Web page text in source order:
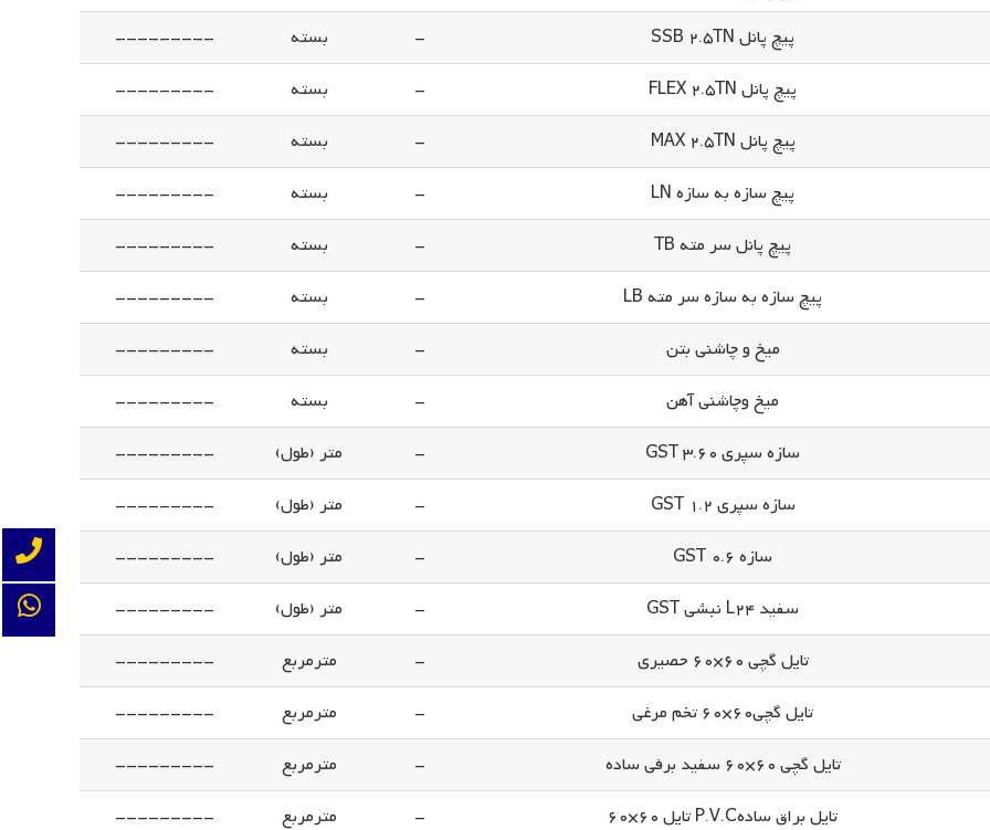
پیچ پانل SSB 2.5TN - بسته
---------
پیچ پانل FLEX 2.5TN - بسته
---------
پیچ پانل MAX 2.5TN - بسته
---------
پیچ سازه به سازه LN - بسته
---------
پیچ پانل سر مته TB - بسته
---------
پیچ سازه به سازه سر مته LB - بسته
---------
میخ و چاشنی بتن - بسته
---------
میخ وچاشنی آهن - بسته
---------
سازه سپری GST 3.60 - متر (طول)
---------
سازه سپری GST 1.2 - متر (طول)
---------
سازه GST 0.6 - متر (طول)
---------
سفید L24 نبشی GST - متر (طول)
---------
تایل گچی 60×60 حصیری - مترمربع
---------
تایل گچی60×60 تخم مرغی - مترمربع
---------
تایل گچی 60×60 سفید برفی ساده - مترمربع
---------
تایل براق سادهP.V.C تایل 60×60 - مترمربع
---------